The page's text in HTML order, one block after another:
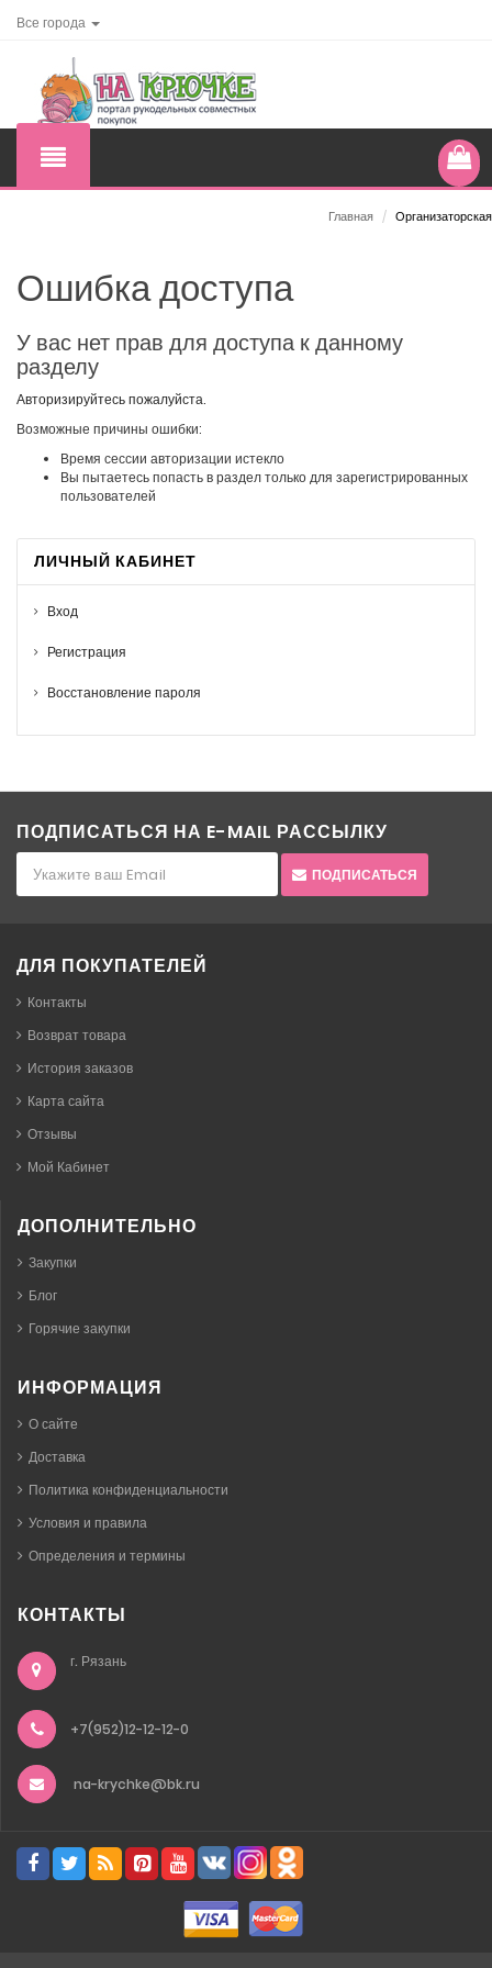
Все города
Главная / Организаторская
Ошибка доступа
У вас нет прав для доступа к данному
разделу
Авторизируйтесь пожалуйста.
Возможные причины ошибки:
Время сессии авторизации истекло
Вы пытаетесь попасть в раздел только для зарегистрированных
пользователей
ЛИЧНЫЙ КАБИНЕТ
Вход
Регистрация
Восстановление пароля
ПОДПИСАТЬСЯ НА E-MAIL РАССЫЛКУ
ПОДПИСАТЬСЯ
ДЛЯ ПОКУПАТЕЛЕЙ
Контакты
Возврат товара
История заказов
Карта сайта
Отзывы
Мой Кабинет
ДОПОЛНИТЕЛЬНО
Закупки
Блог
Горячие закупки
ИНФОРМАЦИЯ
О сайте
Доставка
Политика конфиденциальности
Условия и правила
Определения и термины
КОНТАКТЫ
г. Рязань
+7(952)12-12-12-0
na-krychke@bk.ru